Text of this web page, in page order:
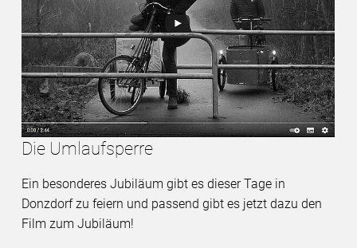
Die Umlaufsperre
Ein besonderes Jubiläum gibt es dieser Tage in
Donzdorf zu feiern und passend gibt es jetzt dazu den
Film zum Jubiläum!